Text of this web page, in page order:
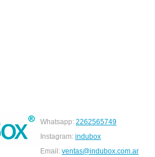
Whatsapp: 2262565749
Instagram: indubox
Email: ventas@indubox.com.ar